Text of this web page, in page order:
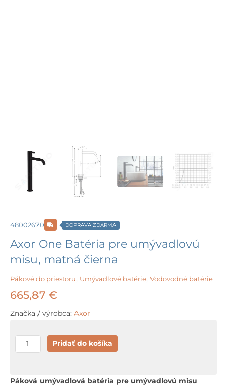
48002670 DOPRAVA ZDARMA
Axor One Batéria pre umývadlovú
misu, matná čierna
Pákové do priestoru, Umývadlové batérie, Vodovodné batérie
665,87 €
Značka / výrobca: Axor
množstvo
Axor
Batéria
Pridať do košíka
Páková umývadlová batéria pre umývadlovú misu